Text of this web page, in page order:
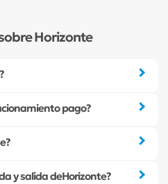
Horizonte
pago?
y salida deHorizonte?